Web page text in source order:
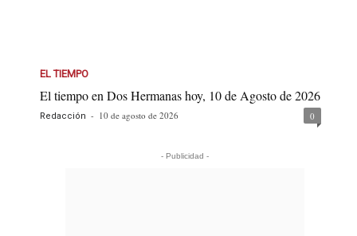
EL TIEMPO
El tiempo en Dos Hermanas hoy, 10 de Agosto de 2026
Redacción - 10 de agosto de 2026 0
- Publicidad -